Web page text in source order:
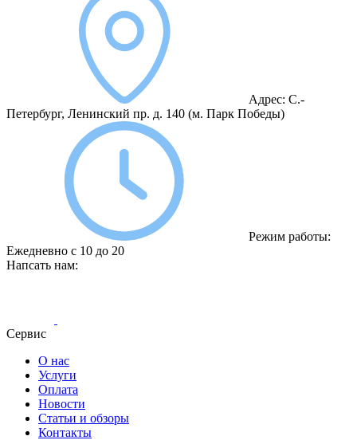
Адрес: С.-
Петербург, Ленинский пр. д. 140 (м. Парк Победы)
Режим работы:
Ежедневно с 10 до 20
Напсать нам:
Сервис
О нас
Услуги
Оплата
Новости
Статьи и обзоры
Контакты